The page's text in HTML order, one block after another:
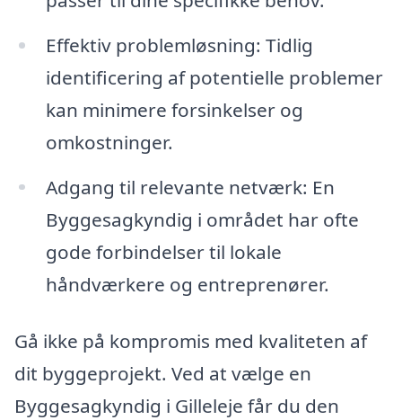
Effektiv problemløsning: Tidlig
identificering af potentielle problemer
kan minimere forsinkelser og
omkostninger.
Adgang til relevante netværk: En
Byggesagkyndig i området har ofte
gode forbindelser til lokale
håndværkere og entreprenører.
Gå ikke på kompromis med kvaliteten af
dit byggeprojekt. Ved at vælge en
Byggesagkyndig i Gilleleje får du den